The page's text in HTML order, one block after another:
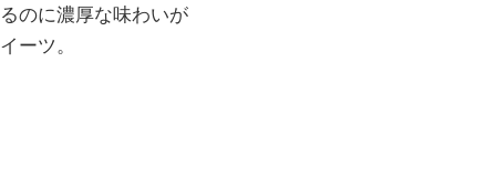
のに濃厚な味わいが
ーツ。